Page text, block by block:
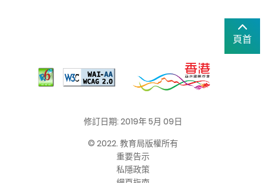
頁首
修訂日期: 2019年 5月 09日
© 2022. 教育局版權所有
重要告示
私隱政策